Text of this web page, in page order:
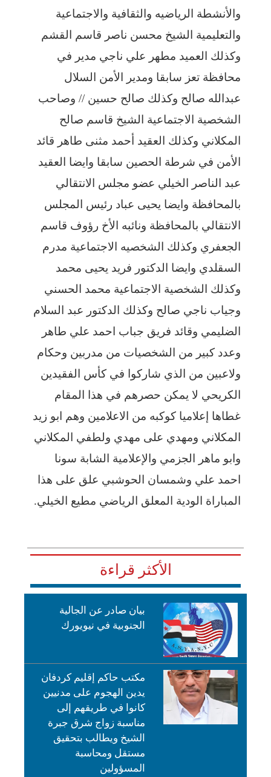
والأنشطة الرياضيه والثقافية والاجتماعية
والتعليمية الشيخ محسن ناصر قاسم القشم
وكذلك العميد مطهر علي ناجي مدير في
محافظة تعز سابقا ومدير الأمن السلال
عبدالله صالح وكذلك صالح حسين // وصاحب
الشخصية الاجتماعية الشيخ قاسم صالح
المكلاني وكذلك العقيد أحمد مثنى طاهر قائد
الأمن في شرطة الحصين سابقا وايضا العقيد
عبد الناصر الخيلي عضو مجلس الانتقالي
بالمحافظة وايضا يحيى عباد رئيس المجلس
الانتقالي بالمحافظة ونائبه الأخ رؤوف قاسم
الجعفري وكذلك الشخصيه الاجتماعية مدرم
السقلدي وايضا الدكتور فريد يحيى محمد
وكذلك الشخصية الاجتماعية محمد الحسني
وجياب ناجي صالح وكذلك الدكتور عبد السلام
الضليمي وقائد فريق جباب احمد علي طاهر
وعدد كبير من الشخصيات من مدربين وحكام
ولاعبين من الذي شاركوا في كأس الفقيدين
الكريحي لا يمكن حصرهم في هذا المقام
غطاها إعلاميا كوكبه من الاعلامين وهم ابو زيد
المكلاني ومهدي على مهدي ولطفي المكلاني
وابو ماهر الجزمي والإعلامية الشابة سونا
احمد علي وشمسان الحوشبي علق على هذا
المباراة الودية المعلق الرياضي مطيع الخيلي.
الأكثر قراءة
بيان صادر عن الجالية
الجنوبية في نيويورك
مكتب حاكم إقليم كردفان
يدين الهجوم على مدنيين
كانوا في طريقهم إلى
مناسبة زواج شرق جبرة
الشيخ ويطالب بتحقيق
مستقل ومحاسبة
المسؤولين